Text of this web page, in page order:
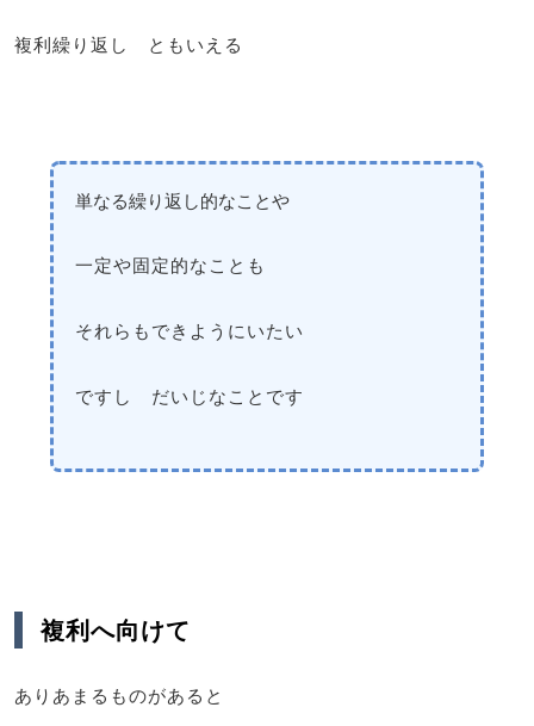
複利繰り返し ともいえる
単なる繰り返し的なことや
一定や固定的なことも
それらもできようにいたい
ですし だいじなことです
複利へ向けて
ありあまるものがあると